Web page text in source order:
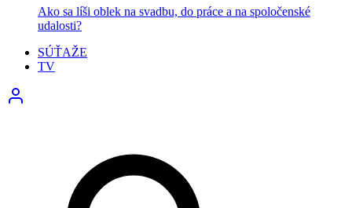
Ako sa líši oblek na svadbu, do práce a na spoločenské
udalosti?
SÚŤAŽE
TV